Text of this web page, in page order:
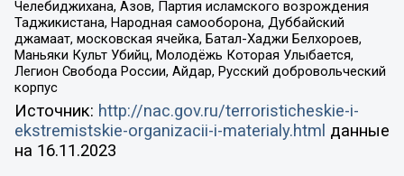
Челебиджихана, Азов, Партия исламского возрождения
Таджикистана, Народная самооборона, Дуббайский
джамаат, московская ячейка, Батал-Хаджи Белхороев,
Маньяки Культ Убийц, Молодёжь Которая Улыбается,
Легион Свобода России, Айдар, Русский добровольческий
корпус
Источник: http://nac.gov.ru/terroristicheskie-i-
ekstremistskie-organizacii-i-materialy.html данные
на 16.11.2023